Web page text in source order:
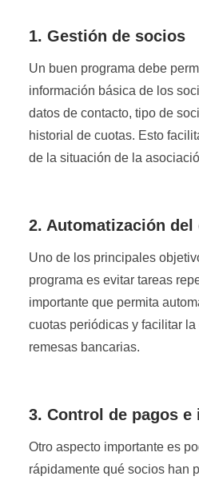
1. Gestión de socios
Un buen programa debe
información básica de los
datos de contacto, tipo de
historial de cuotas. Esto
de la situación de la
2. Automatización
Uno de los principales
programa es evitar tareas
importante que permita
cuotas periódicas y facilitar
remesas bancarias.
3. Control de pagos e
Otro aspecto importante es
rápidamente qué socios han